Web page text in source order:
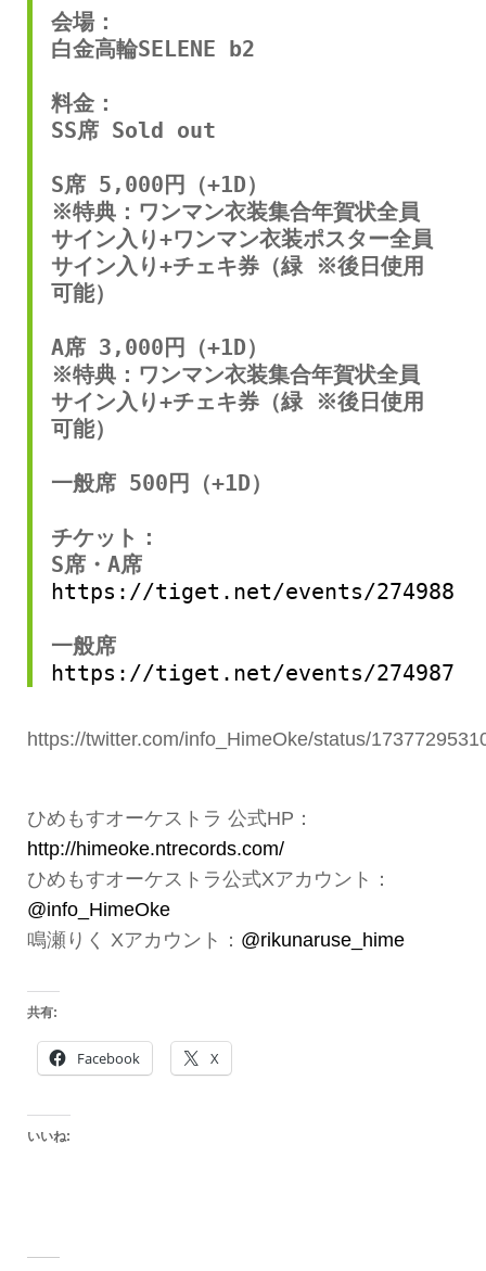
会場：
白金高輪SELENE b2
料金：
SS席 Sold out
S席 5,000円（+1D）
※特典：ワンマン衣装集合年賀状全員
サイン入り+ワンマン衣装ポスター全員
サイン入り+チェキ券（緑 ※後日使用
可能）
A席 3,000円（+1D）
※特典：ワンマン衣装集合年賀状全員
サイン入り+チェキ券（緑 ※後日使用
可能）
一般席 500円（+1D）
チケット：
S席・A席
https://tiget.net/events/274988
一般席
https://tiget.net/events/274987
https://twitter.com/info_HimeOke/status/
ひめもすオーケストラ 公式HP：
http://himeoke.ntrecords.com/
ひめもすオーケストラ公式Xアカウント：
@info_HimeOke
鳴瀬りく Xアカウント： @rikunaruse_hime
共有:
Facebook X
いいね: